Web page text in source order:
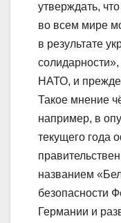
утверждать,
во всем мире
в результате
НАТО, и прежде
Такое мнение
например, в
текущего года
названием
безопасности
Германии и